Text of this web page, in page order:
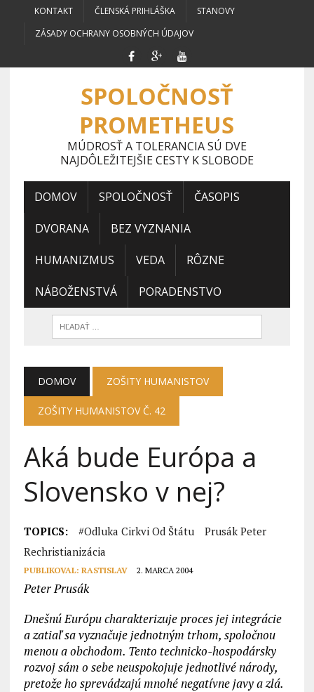
KONTAKT ČLENSKÁ PRIHLÁŠKA
STANOVY
ZÁSADY OCHRANY OSOBNÝCH ÚDAJOV
SPOLOČNOSŤ
PROMETHEUS
MÚDROSŤ A TOLERANCIA SÚ DVE
NAJDÔLEŽITEJŠIE CESTY K SLOBODE
DOMOV SPOLOČNOSŤ ČASOPIS
DVORANA BEZ VYZNANIA
HUMANIZMUS VEDA RÔZNE
NÁBOŽENSTVÁ PORADENSTVO
DOMOV ZOŠITY HUMANISTOV
ZOŠITY HUMANISTOV Č. 42
Aká bude Európa a
Slovensko v nej?
TOPICS: #odluka Cirkvi Od Štátu
Prusák Peter
Rechristianizácia
PUBLIKOVAL: RASTISLAV 2. MARCA 2004
Peter Prusák
Dnešnú Európu charakterizuje proces jej integrácie
a zatiaľ sa vyznačuje jednotným trhom, spoločnou
menou a obchodom. Tento technicko-hospodársky
rozvoj sám o sebe neuspokojuje jednotlivé národy,
pretože ho sprevádzajú mnohé negatívne javy a zlá.